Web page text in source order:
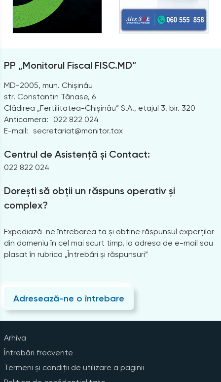
PP „Monitorul Fiscal FISC.MD”
MD-2005, mun. Chișinău
str. Constantin Tănase, 6
Clădirea „Fertilitatea-Chișinău” S.A., etajul 3, bir. 320
Anticamera:
022 822 024
E-mail: secretariat@monitor.tax
Centrul de Asistență și Contact:
022 822 024
Dorești să obții un răspuns operativ și
complex?
Expediază-ne întrebarea ta și obține răspunsul experților
din domeniu în cel mai scurt timp, la adresa de e-mail sau
plasat în rubrica „Întrebări și răspunsuri”
Adresează-ne o întrebare
Arhiva
Întrebări frecvente
Termeni și condiții de utilizare a paginii